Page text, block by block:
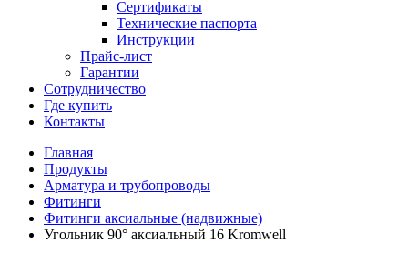
Сертификаты
Технические паспорта
Инструкции
Прайс-лист
Гарантии
Сотрудничество
Где купить
Контакты
Главная
Продукты
Арматура и трубопроводы
Фитинги
Фитинги аксиальные (надвижные)
Угольник 90° аксиальный 16 Kromwell